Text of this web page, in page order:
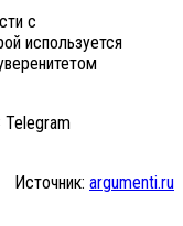
с
используется
Источник: argumenti.ru